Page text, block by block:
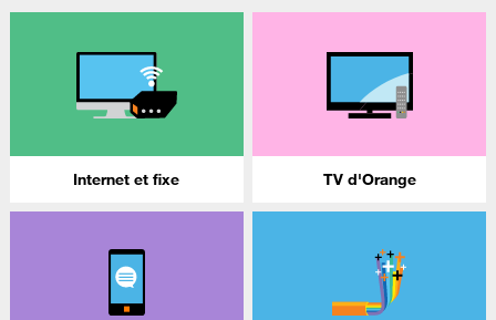
Internet et fixe TV d'Orange